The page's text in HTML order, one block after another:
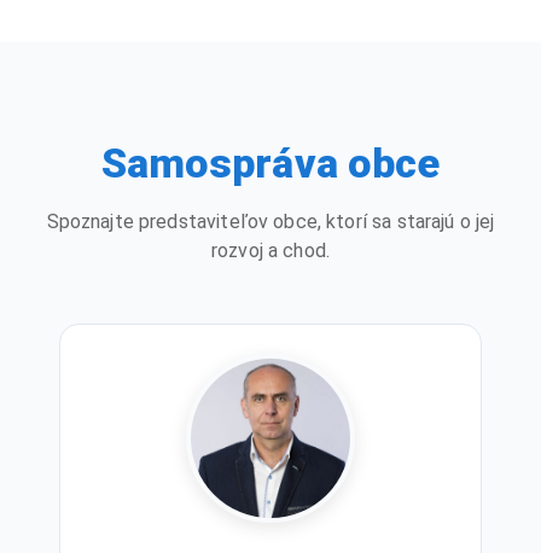
Samospráva obce
Spoznajte predstaviteľov obce, ktorí sa starajú o jej
rozvoj a chod.